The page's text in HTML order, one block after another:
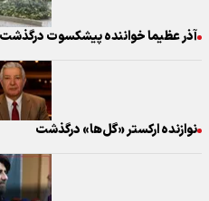
آذر عظیما خواننده پیشکسوت درگذشت
نوازنده ارکستر «گل‌ها» درگذشت